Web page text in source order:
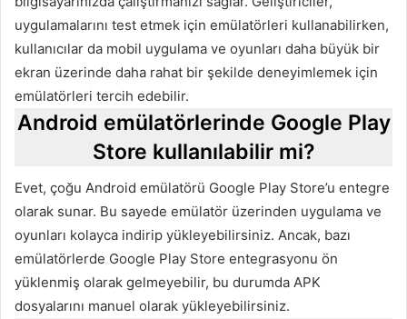
uygulamalarını test etmek için emülatörleri kullanabilirken,
kullanıcılar da mobil uygulama ve oyunları daha büyük bir
ekran üzerinde daha rahat bir şekilde deneyimlemek için
emülatörleri tercih edebilir.
Android emülatörlerinde Google Play
Store kullanılabilir mi?
Evet, çoğu Android emülatörü Google Play Store’u entegre
olarak sunar. Bu sayede emülatör üzerinden uygulama ve
oyunları kolayca indirip yükleyebilirsiniz. Ancak, bazı
emülatörlerde Google Play Store entegrasyonu ön
yüklenmiş olarak gelmeyebilir, bu durumda APK
dosyalarını manuel olarak yükleyebilirsiniz.